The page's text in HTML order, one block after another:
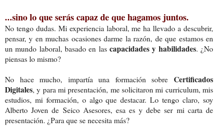
...sino lo que serás capaz de que hagamos juntos.
No tengo dudas. Mi experiencia laboral, me ha llevado a descubrir,
pensar, y en muchas ocasiones darme la razón, de que estamos en
un mundo laboral, basado en las capacidades y habilidades. ¿No
piensas lo mismo?
No hace mucho, impartía una formación sobre Certificados
Digitales, y para mi presentación, me solicitaron mi curriculum, mis
estudios, mi formación, o algo que destacar. Lo tengo claro, soy
Alberto Joven de Seico Asesores, esa es y debe ser mi carta de
presentación. ¿Para que se necesita más?